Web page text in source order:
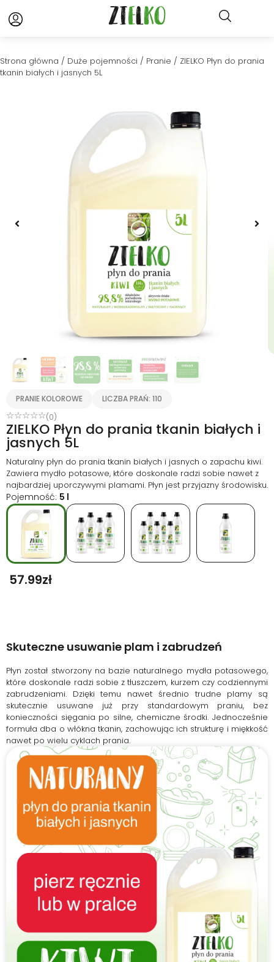
Strona główna / Duże pojemności / Pranie / ZIELKO Płyn do prania
tkanin białych i jasnych 5L
PRANIE KOLOROWE
LICZBA PRAŃ: 110
☆☆☆☆☆(0)
ZIELKO Płyn do prania tkanin białych i
jasnych 5L
Naturalny płyn do prania tkanin białych i jasnych o zapachu kiwi.
Zawiera mydło potasowe, które doskonale radzi sobie nawet z
najbardziej uporczywymi plamami. Płyn jest przyjazny środowisku.
Pojemność: 5 l
57.99Zł
Skuteczne usuwanie plam i zabrudzeń
Płyn został stworzony na bazie naturalnego mydła potasowego,
które doskonale radzi sobie z tłuszczem, kurzem czy codziennymi
zabrudzeniami. Dzięki temu nawet średnio trudne plamy są
skutecznie usuwane już przy standardowym praniu, bez
konieczności sięgania po silne, chemiczne środki. Jednocześnie
formuła dba o włókna tkanin, zachowując ich strukturę i miękkość
nawet po wielu cyklach prania.